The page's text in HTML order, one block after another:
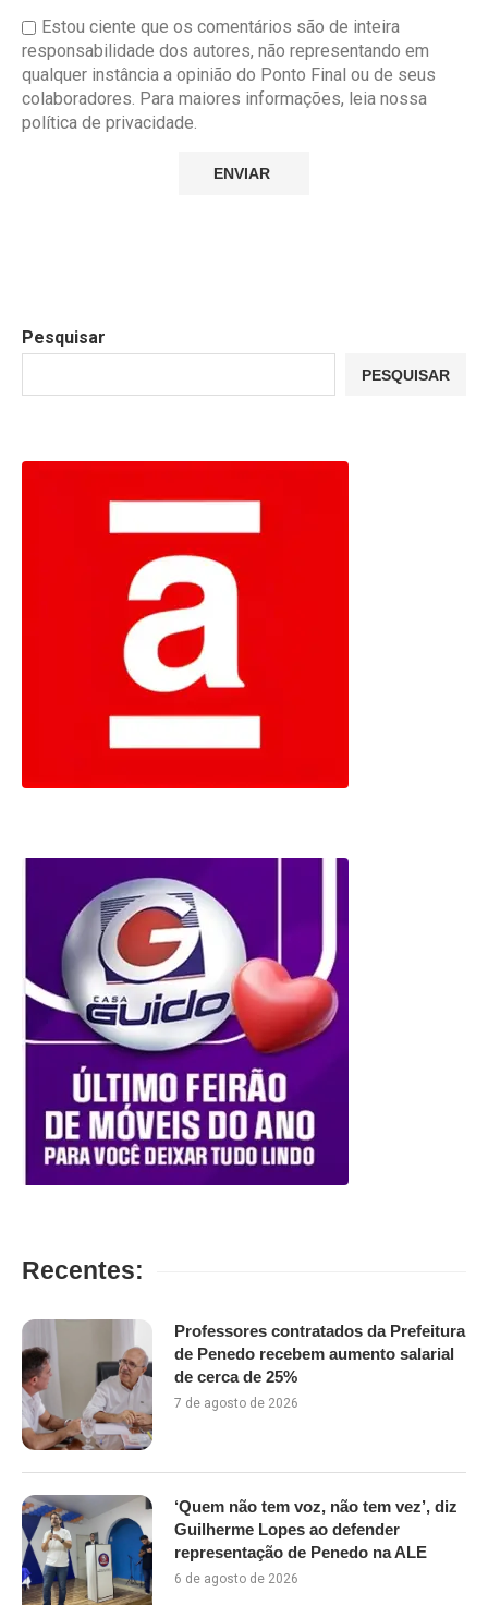
Estou ciente que os comentários são de inteira
responsabilidade dos autores, não representando em
qualquer instância a opinião do Ponto Final ou de seus
colaboradores. Para maiores informações, leia nossa
política de privacidade.
Pesquisar
PESQUISAR
Recentes:
Professores contratados da Prefeitura
de Penedo recebem aumento salarial
de cerca de 25%
7 de agosto de 2026
‘Quem não tem voz, não tem vez’, diz
Guilherme Lopes ao defender
representação de Penedo na ALE
6 de agosto de 2026